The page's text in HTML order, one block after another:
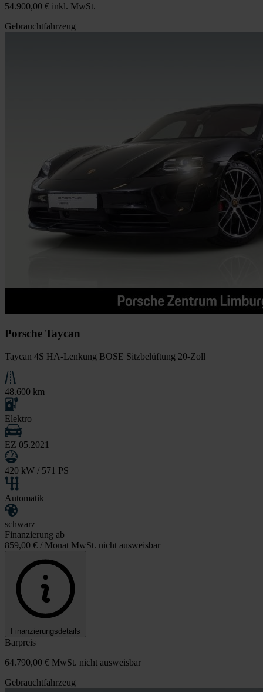
54.900,00 € inkl. MwSt.
Gebrauchtfahrzeug
Porsche Taycan
Taycan 4S HA-Lenkung BOSE Sitzbelüftung 20-Zoll
48.600 km
Elektro
EZ 05.2021
420 kW / 571 PS
Automatik
schwarz
Finanzierung ab
859,00 € / Monat MwSt. nicht ausweisbar
Finanzierungsdetails
Barpreis
64.790,00 € MwSt. nicht ausweisbar
Gebrauchtfahrzeug